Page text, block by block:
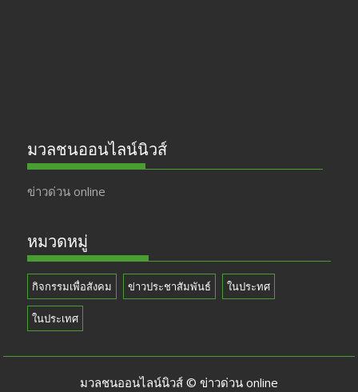
มวลชนออนไลน์นิวส์
ข่าวด่วน online
หมวดหมู่
กิจกรรมเพื่อสังคม ข่าวประชาสัมพันธ์ ในประทศ
ในประเทศ
มวลชนออนไลน์นิวส์ © ข่าวด่วน online